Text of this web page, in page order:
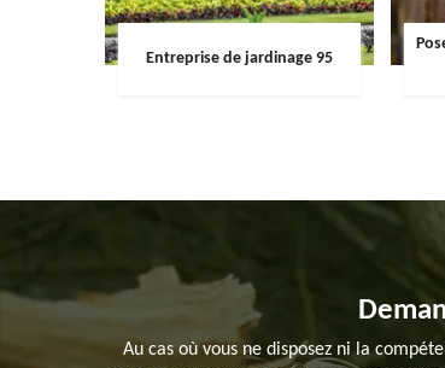
Entreprise de jardinage 95
Au cas où vous ne disposez ni la